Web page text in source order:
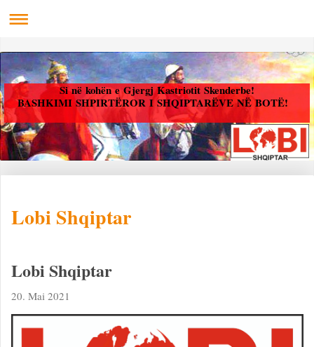
Si në kohën e Gjergj Kastriotit Skenderbe!
BASHKIMI SHPIRTËROR I SHQIPTARËVE NË BOTË!
Lobi Shqiptar
Lobi Shqiptar
20. Mai 2021